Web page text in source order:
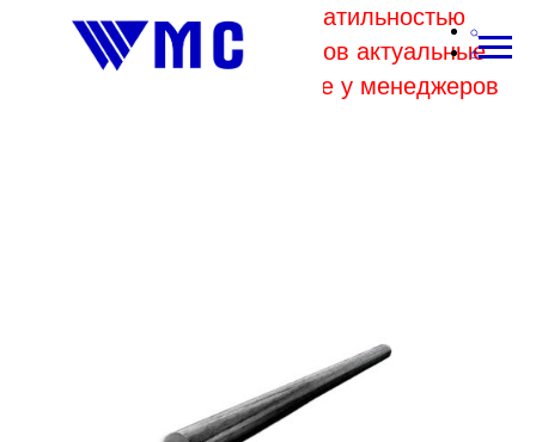
В связи с высокой волатильностью
отпускных цен комбинатов актуальные
цены на металл уточняйте у менеджеров